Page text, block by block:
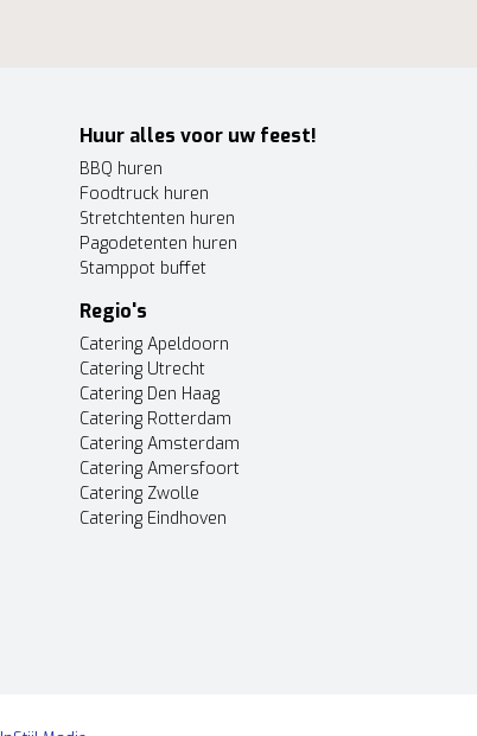
Huur alles voor uw feest!
BBQ huren
Foodtruck huren
Stretchtenten huren
Pagodetenten huren
Stamppot buffet
Regio's
Catering Apeldoorn
Catering Utrecht
Catering Den Haag
Catering Rotterdam
Catering Amsterdam
Catering Amersfoort
Catering Zwolle
Catering Eindhoven